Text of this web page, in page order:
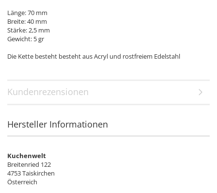
Länge: 70 mm
Breite: 40 mm
Stärke: 2,5 mm
Gewicht: 5 gr
Die Kette besteht besteht aus Acryl und rostfreiem Edelstahl
Kundenrezensionen
Hersteller Informationen
Kuchenwelt
Breitenried 122
4753 Taiskirchen
Österreich